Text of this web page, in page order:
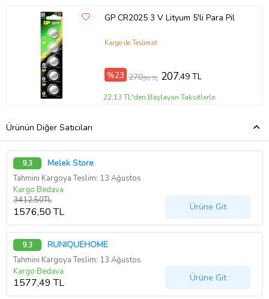
GP CR2025 3 V Lityum 5'li Para Pil
Kargo ile Teslimat
%23 270,90 TL 207,49 TL
22,13 TL'den Başlayan Taksitlerle
Ürünün Diğer Satıcıları
9,3 Melek Store
Tahmini Kargoya Teslim: 13 Ağustos
Kargo Bedava
3412,50TL
1576,50 TL Ürüne Git
9,3 RUNIQUEHOME
Tahmini Kargoya Teslim: 13 Ağustos
Kargo Bedava
1577,49 TL Ürüne Git